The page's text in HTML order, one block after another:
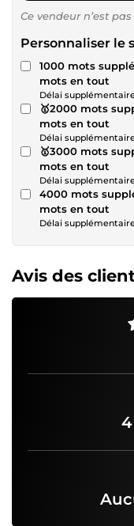
Ce vendeur n’est
Personnaliser le
1000 mots
mots en tout
Délai
🥇2000 mots
mots en tout
Délai
🥇3000 mots
mots en tout
Délai
4000 mots
mots en tout
Délai
Avis des